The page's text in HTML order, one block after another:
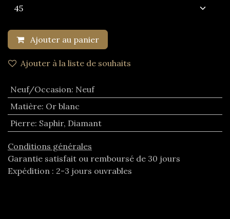
Ajouter au panier
Ajouter à la liste de souhaits
Neuf/Occasion: Neuf
Matière: Or blanc
Pierre: Saphir, Diamant
Conditions générales
Garantie satisfait ou remboursé de 30 jours
Expédition : 2-3 jours ouvrables